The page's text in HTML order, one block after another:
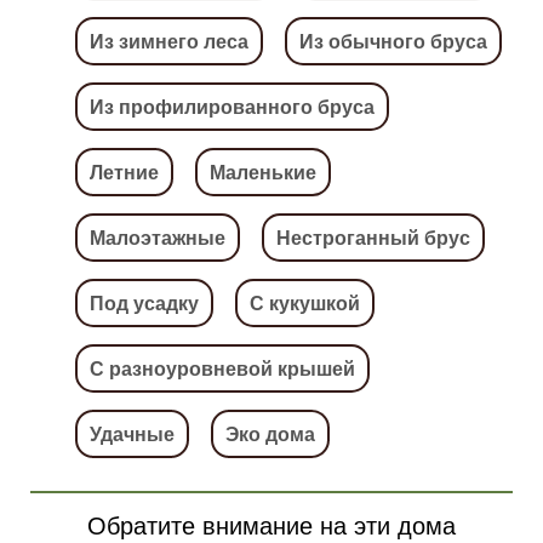
Из зимнего леса Из обычного бруса
Из профилированного бруса
Летние Маленькие
Малоэтажные Нестроганный брус
Под усадку С кукушкой
С разноуровневой крышей
Удачные Эко дома
Обратите внимание на эти дома